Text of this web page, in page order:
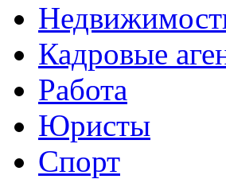
Кадровые
Работа
Юристы
Спорт